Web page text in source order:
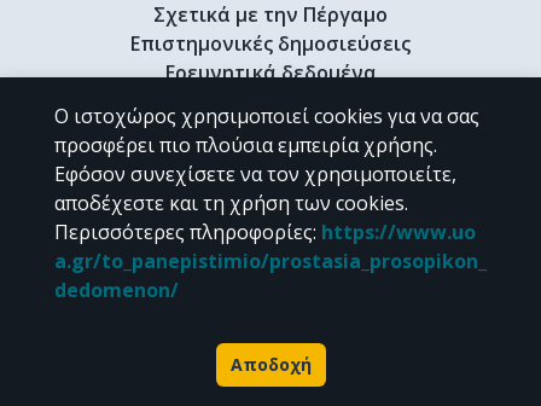
Σχετικά με την Πέργαμο
Επιστημονικές δημοσιεύσεις
Ερευνητικά δεδομένα
Διδακτορικές διατριβές & Γκρίζα βιβλιογραφία
Προφίλ Ερευνητή
CC BY-NC 4.0
Εκτός αν αναφέρεται διαφορετικά, το υλικό της "Περγάμου" διατίθεται
Powered by
Ο ιστοχώρος χρησιμοποιεί cookies για να σας
προσφέρει πιο πλούσια εμπειρία χρήσης.
Εφόσον συνεχίσετε να τον χρησιμοποιείτε,
αποδέχεστε και τη χρήση των cookies.
Περισσότερες πληροφορίες: https://www.uo
a.gr/to_panepistimio/prostasia_prosopikon_
dedomenon/
Αποδοχή